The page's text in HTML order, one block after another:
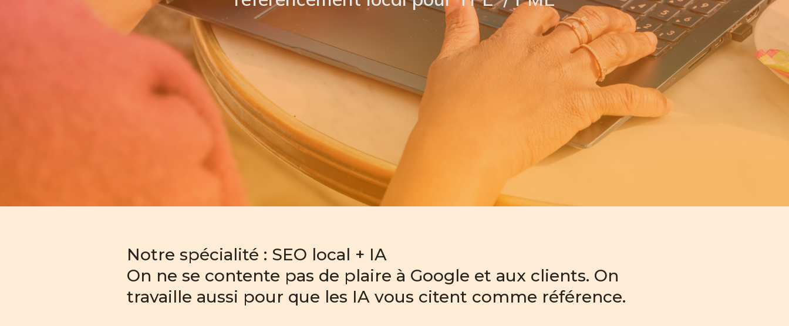
Notre spécialité : SEO local + IA
On ne se contente pas de plaire à Google et aux clients. On
travaille aussi pour que les IA vous citent comme référence.